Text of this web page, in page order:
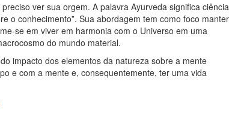
ver sua orgem. A palavra Ayurveda significa ciência
o conhecimento”. Sua abordagem tem como foco manter
se em viver em harmonia com o Universo em uma
do mundo material.
impacto dos elementos da natureza sobre a mente
e com a mente e, consequentemente, ter uma vida